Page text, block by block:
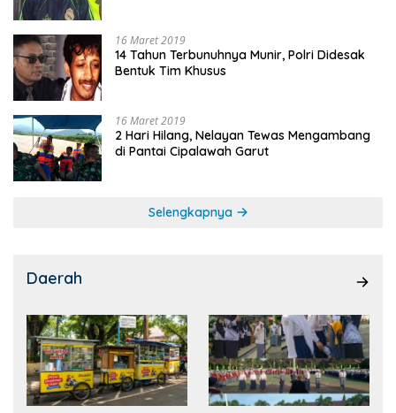
16 Maret 2019
14 Tahun Terbunuhnya Munir, Polri Didesak
Bentuk Tim Khusus
16 Maret 2019
2 Hari Hilang, Nelayan Tewas Mengambang
di Pantai Cipalawah Garut
Selengkapnya
Daerah